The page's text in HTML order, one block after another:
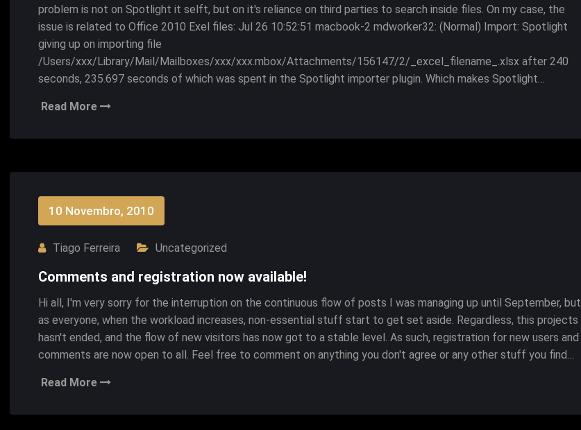
problem is not on Spotlight it selft, but on it's reliance on third parties to search inside files. On my case, the
issue is related to Office 2010 Exel files: Jul 26 10:52:51 macbook-2 mdworker32: (Normal) Import: Spotlight
giving up on importing file
/Users/xxx/Library/Mail/Mailboxes/xxx/xxx.mbox/Attachments/156147/2/_excel_filename_.xlsx after 240
seconds, 235.697 seconds of which was spent in the Spotlight importer plugin. Which makes Spotlight…
Read More
10 Novembro, 2010
Tiago Ferreira Uncategorized
Comments and registration now available!
Hi all, I'm very sorry for the interruption on the continuous flow of posts I was managing up until September, but
as everyone, when the workload increases, non-essential stuff start to get set aside. Regardless, this projects
hasn't ended, and the flow of new visitors has now got to a stable level. As such, registration for new users and
comments are now open to all. Feel free to comment on anything you don't agree or any other stuff you find…
Read More